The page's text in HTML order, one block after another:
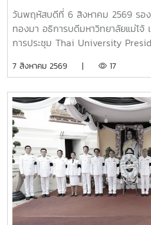
วันพฤหัสบดีที่ 6 สิงหาคม 2569 รอง
ทองมา อธิการบดีมหาวิทยาลัยแม่โจ้
การประชุม Thai University
ได้รับเกียรติจาก ศาสตราจารย์ ดร.
วิทยาศาสตร์ วิจัยและนวัตกรรม เป็
เซ็นทารา แกรนด์ แอท เซ็นทรัลพลา
การประชุม Thai University
นายดนุพร ปุณณกันต์ ผู้ช่วยรัฐมนตรี
ทพญ.ศรีญาดา ปาลิมาพันธ์ ที่ปรึกษ
ปทุมนากุล ปลัดกระทรวง อว. ดร.
กระทรวง อว. นางศรินยา สาขากร
คณะผู้บริหารหน่วยงานในกระทรวง
Chye, President, National
7 สิงหาคม 2569 | 17